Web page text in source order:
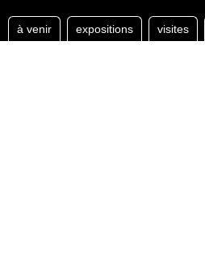
à venir expositions visites